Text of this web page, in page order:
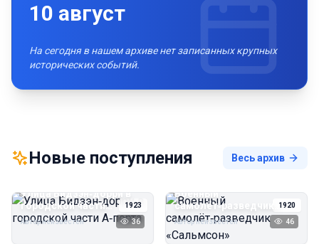
10 август
На сегодня в нашем архиве нет записанных крупных
исторических событий.
Новые поступления Весь архив
1923
Улица Бидзэн‑дорри в
городской части
А‑порта
Автор неизвестен 36
1920
Военный
самолёт‑разведчик
«Сальмсон»
Автор неизвестен 46
Прогулка русских